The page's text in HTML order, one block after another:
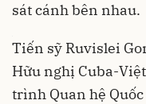
sát cánh bên nhau.
Tiến sỹ Ruvislei
Hữu nghị Cuba-
trình Quan hệ